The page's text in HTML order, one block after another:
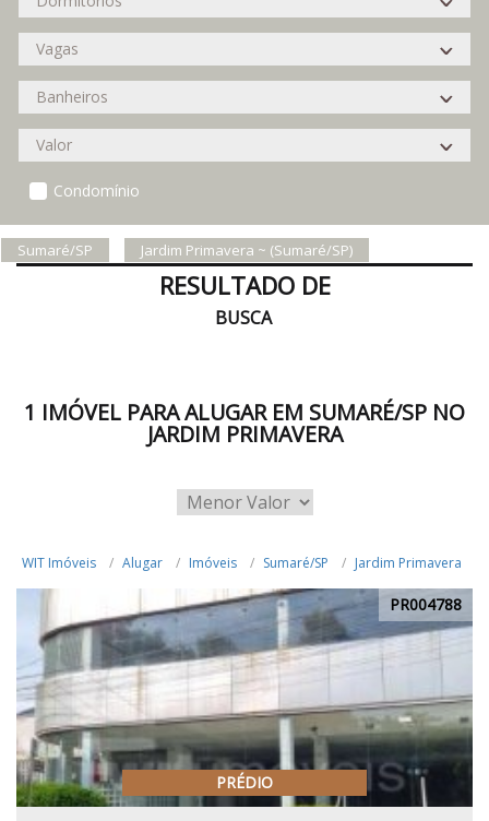
Condomínio
Sumaré/SP Jardim Primavera ~ (Sumaré/SP)
RESULTADO DE
BUSCA
1 IMÓVEL PARA ALUGAR EM SUMARÉ/SP NO
JARDIM PRIMAVERA
WIT Imóveis Alugar Imóveis Sumaré/SP Jardim Primavera
PR004788
PRÉDIO